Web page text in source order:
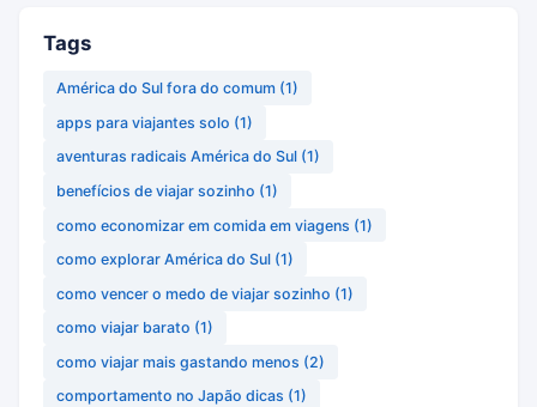
Tags
América do Sul fora do comum (1)
apps para viajantes solo (1)
aventuras radicais América do Sul (1)
benefícios de viajar sozinho (1)
como economizar em comida em viagens (1)
como explorar América do Sul (1)
como vencer o medo de viajar sozinho (1)
como viajar barato (1)
como viajar mais gastando menos (2)
comportamento no Japão dicas (1)